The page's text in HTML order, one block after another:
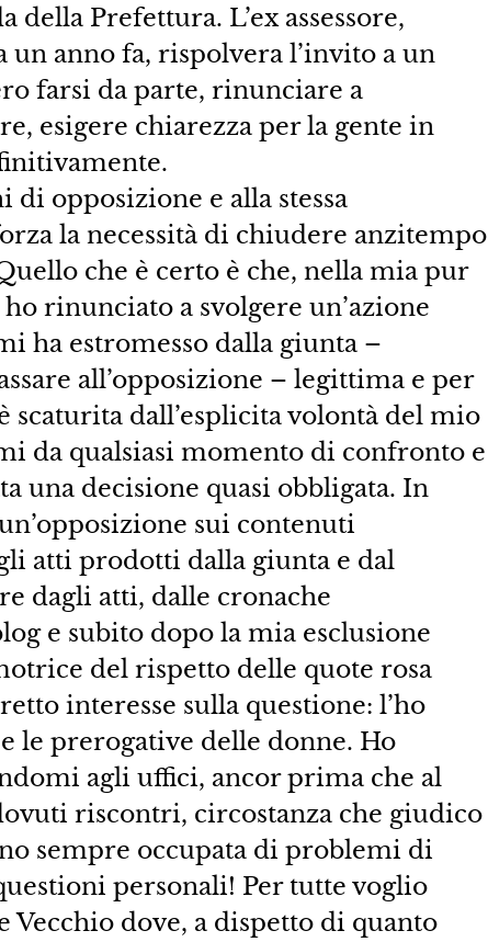
della Prefettura. L’ex assessore,
un anno fa, rispolvera l’invito a un
farsi da parte, rinunciare a
esigere chiarezza per la gente in
di opposizione e alla stessa
la necessità di chiudere anzitempo
che è certo è che, nella mia pur
rinunciato a svolgere un’azione
ha estromesso dalla giunta –
all’opposizione – legittima e per
dall’esplicita volontà del mio
da qualsiasi momento di confronto e
una decisione quasi obbligata. In
sui contenuti
atti prodotti dalla giunta e dal
dagli atti, dalle cronache
e subito dopo la mia esclusione
del rispetto delle quote rosa
interesse sulla questione: l’ho
le prerogative delle donne. Ho
agli uffici, ancor prima che al
riscontri, circostanza che giudico
sempre occupata di problemi di
personali! Per tutte voglio
dove, a dispetto di quanto